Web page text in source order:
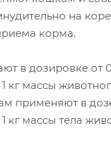
на
корма.
в дозировке от
кг массы
применяют в
кг массы тела